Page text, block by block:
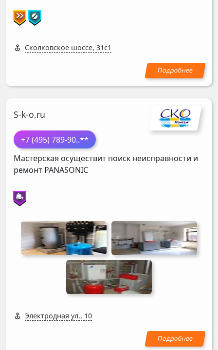
Сколковское шоссе, 31с1
S-k-o.ru
+7 (495) 789-90..**
Мастерская осуществит поиск неисправности и
ремонт PANASONIC
Электродная ул., 10